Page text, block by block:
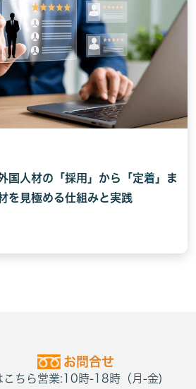
国人材の「採用」から「定着」ま
を見極める仕組みと実践
こちら
お問合せ
営業:10時-18時（月-金)